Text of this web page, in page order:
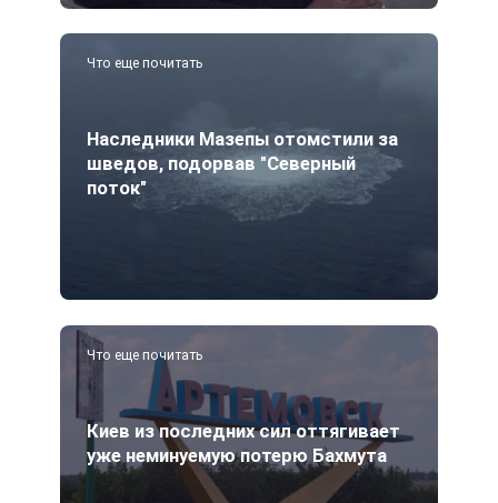
Что еще почитать
Наследники Мазепы отомстили за
шведов, подорвав "Северный
поток"
Что еще почитать
Киев из последних сил оттягивает
уже неминуемую потерю Бахмута